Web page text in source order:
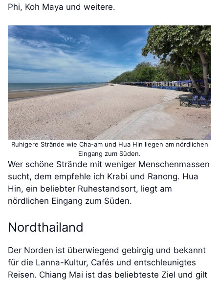
Phi, Koh Maya und weitere.
Ruhigere Strände wie Cha-am und Hua Hin liegen am nördlichen
Eingang zum Süden.
Wer schöne Strände mit weniger Menschenmassen
sucht, dem empfehle ich Krabi und Ranong. Hua
Hin, ein beliebter Ruhestandsort, liegt am
nördlichen Eingang zum Süden.
Nordthailand
Der Norden ist überwiegend gebirgig und bekannt
für die Lanna-Kultur, Cafés und entschleunigtes
Reisen. Chiang Mai ist das beliebteste Ziel und gilt